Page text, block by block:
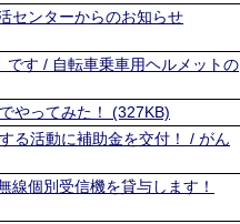
センターからのお知らせ
す / 自転車乗車用ヘルメットの
やってみた！ (327KB)
る活動に補助金を交付！ / がん
線個別受信機を貸与します！